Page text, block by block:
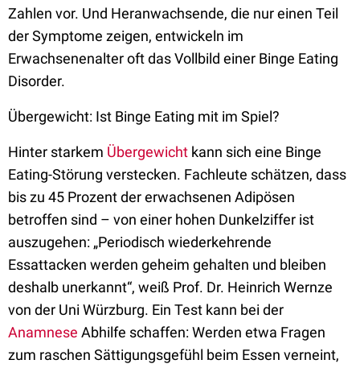
Zahlen vor. Und Heranwachsende, die nur einen Teil
der Symptome zeigen, entwickeln im
Erwachsenenalter oft das Vollbild einer Binge Eating
Disorder.
Übergewicht: Ist Binge Eating mit im Spiel?
Hinter starkem Übergewicht kann sich eine Binge
Eating-Störung verstecken. Fachleute schätzen, dass
bis zu 45 Prozent der erwachsenen Adipösen
betroffen sind – von einer hohen Dunkelziffer ist
auszugehen: „Periodisch wiederkehrende
Essattacken werden geheim gehalten und bleiben
deshalb unerkannt“, weiß Prof. Dr. Heinrich Wernze
von der Uni Würzburg. Ein Test kann bei der
Anamnese Abhilfe schaffen: Werden etwa Fragen
zum raschen Sättigungsgefühl beim Essen verneint,